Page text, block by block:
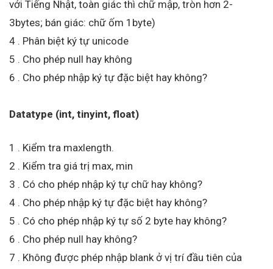
với Tiếng Nhật, toàn giác thì chữ mập, tròn hơn 2-
3bytes; bán giác: chữ ốm 1byte)
4 . Phân biệt ký tự unicode
5 . Cho phép null hay không
6 . Cho phép nhập ký tự đặc biệt hay không?
Datatype (int, tinyint, float)
1 . Kiểm tra maxlength.
2 . Kiểm tra giá trị max, min
3 . Có cho phép nhập ký tự chữ hay không?
4 . Cho phép nhập ký tự đặc biệt hay không?
5 . Có cho phép nhập ký tự số 2 byte hay không?
6 . Cho phép null hay không?
7 . Không được phép nhập blank ở vị trí đầu tiên của